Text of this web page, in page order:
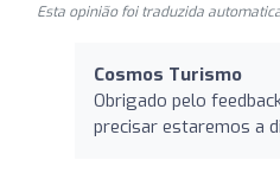
Esta opinião foi traduzida
Cosmos Turismo
Obrigado pelo
precisar estaremos a